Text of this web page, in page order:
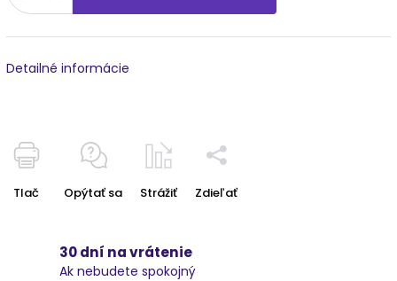
Detailné informácie
Tlač Opýtať sa Strážiť Zdieľať
30 dní na vrátenie
Ak nebudete spokojný